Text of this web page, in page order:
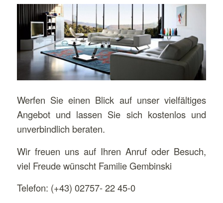
Werfen Sie einen Blick auf unser vielfältiges
Angebot und lassen Sie sich kostenlos und
unverbindlich beraten.
Wir freuen uns auf Ihren Anruf oder Besuch,
viel Freude wünscht Familie Gembinski
Telefon: (+43) 02757- 22 45-0